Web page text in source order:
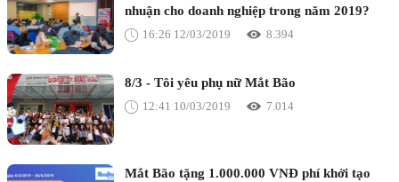
nhuận cho doanh nghiệp trong năm 2019?
16:26 12/03/2019 8.394
8/3 - Tôi yêu phụ nữ Mắt Bão
12:41 10/03/2019 7.014
Mắt Bão tặng 1.000.000 VNĐ phí khởi tạo